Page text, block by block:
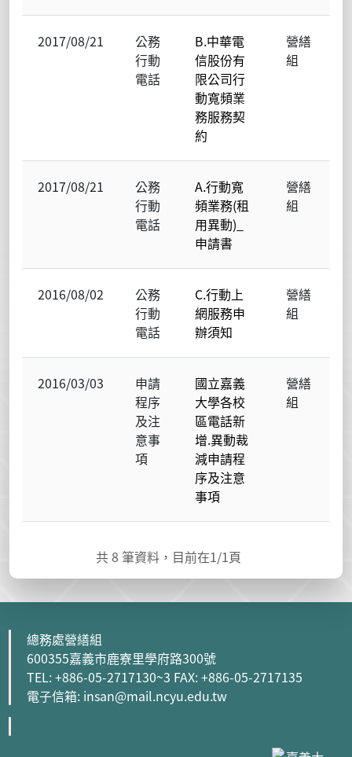
2017/08/21
公務
行動
電話
B.中華電
信股份有
限公司行
動寬頻業
務服務契
約
營繕
組
2017/08/21
公務
行動
電話
A.行動寬
頻業務(租
用異動)_
申請書
營繕
組
2016/08/02
公務
行動
電話
C.行動上
網服務申
辦須知
營繕
組
2016/03/03
申請
程序
及注
意事
項
國立嘉義
大學各校
區電話新
增.異動裁
減申請程
序及注意
事項
營繕
組
共8 筆資料，目前在1/1頁
總務處營繕組
600355嘉義市鹿寮里學府路300號
TEL: +886-05-2717130~3 FAX: +886-05-2717135
電子信箱: insan@mail.ncyu.edu.tw